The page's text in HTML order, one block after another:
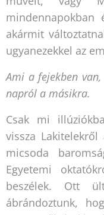
akármit
ugyanezekkel az
Ami a fejekben
napról a másikra.
Csak mi
vissza
micsoda
Egyetemi
beszélek. Ott
ábrándoztunk,